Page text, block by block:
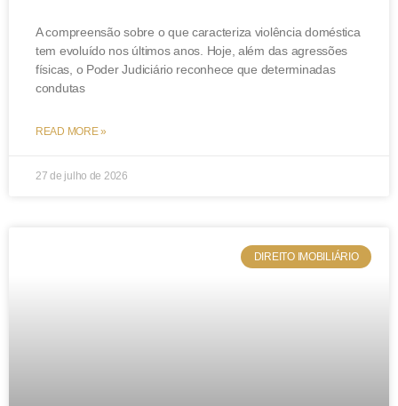
A compreensão sobre o que caracteriza violência doméstica
tem evoluído nos últimos anos. Hoje, além das agressões
físicas, o Poder Judiciário reconhece que determinadas
condutas
READ MORE »
27 de julho de 2026
DIREITO IMOBILIÁRIO